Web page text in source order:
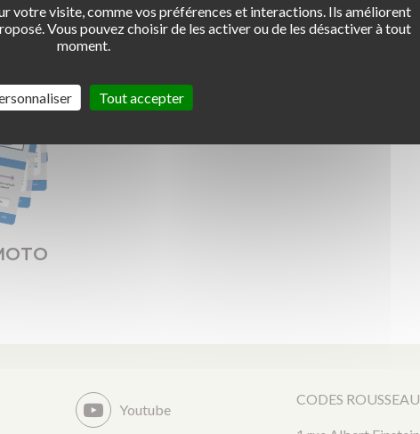
Youtube
CODES ROUSSEAU
votre visite, comme vos préférences et interactions. Ils améliorent
Vous pouvez choisir de les activer ou de les désactiver à tout
moment.
Tout accepter